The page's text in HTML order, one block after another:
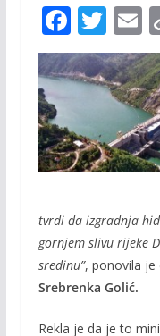
F
ac
e
o
o
T
w
itt
er
E
l
tvrdi da izgradnja
gornjem slivu rijeke
sredinu”, ponovila je
Srebrenka Golić.
Rekla je da je to